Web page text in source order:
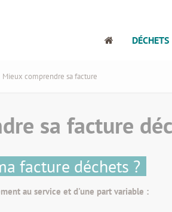
DÉCHETS
Mieux comprendre sa facture
sa facture
facture déchets ?
au service et d'une part variable :